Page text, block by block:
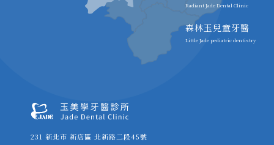
231 新北市 新店區 北新路二段45號
Radiant Jade Dental Clinic
森林玉兒童牙醫
Little Jade pediatric dentistry